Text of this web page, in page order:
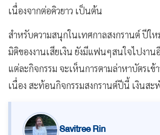
เนื่องจากต่อคิวยาว เป็นต้น
สำหรับความสนุกในเทศกาลสงกรานต์ ปีใ
มิติของงานเสียเงิน ยังมีแฟนๆสนใจไปงาน
แต่ละกิจกรรม จะเห็นการตามล่าหาบัตรเข้
เนื่อง สะท้อนกิจกรรมสงกรานต์ปีนี้ เงินสะ
Savitree Rin